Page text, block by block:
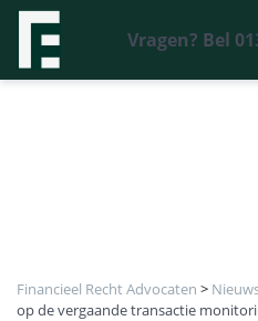
Vragen? Bel
Financieel Recht Advocaten >
op de vergaande transactie